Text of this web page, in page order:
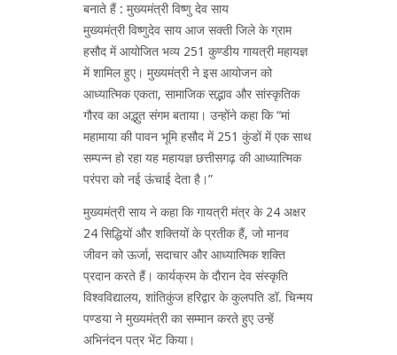
बनाते हैं : मुख्यमंत्री विष्णु देव साय
मुख्यमंत्री विष्णुदेव साय आज सक्ती जिले के ग्राम
हसौद में आयोजित भव्य 251 कुण्डीय गायत्री महायज्ञ
में शामिल हुए। मुख्यमंत्री ने इस आयोजन को
आध्यात्मिक एकता, सामाजिक सद्भाव और सांस्कृतिक
गौरव का अद्भुत संगम बताया। उन्होंने कहा कि “मां
महामाया की पावन भूमि हसौद में 251 कुंडों में एक साथ
सम्पन्न हो रहा यह महायज्ञ छत्तीसगढ़ की आध्यात्मिक
परंपरा को नई ऊंचाई देता है।”
मुख्यमंत्री साय ने कहा कि गायत्री मंत्र के 24 अक्षर
24 सिद्धियों और शक्तियों के प्रतीक हैं, जो मानव
जीवन को ऊर्जा, सदाचार और आध्यात्मिक शक्ति
प्रदान करते हैं। कार्यक्रम के दौरान देव संस्कृति
विश्वविद्यालय, शांतिकुंज हरिद्वार के कुलपति डॉ. चिन्मय
पण्डया ने मुख्यमंत्री का सम्मान करते हुए उन्हें
अभिनंदन पत्र भेंट किया।